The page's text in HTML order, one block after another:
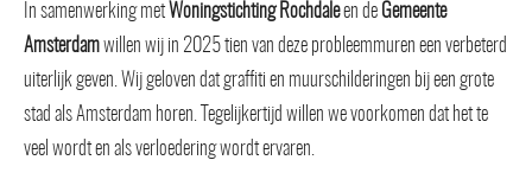
In samenwerking metWoningstichting Rochdaleen de Gemeente
Amsterdamwillen wij in 2025 tien van deze probleemmuren een verbeterd
uiterlijk geven. Wij geloven dat graffiti en muurschilderingen bij een grote
stad als Amsterdam horen. Tegelijkertijd willen we voorkomen dat het te
veel wordt en als verloedering wordt ervaren.